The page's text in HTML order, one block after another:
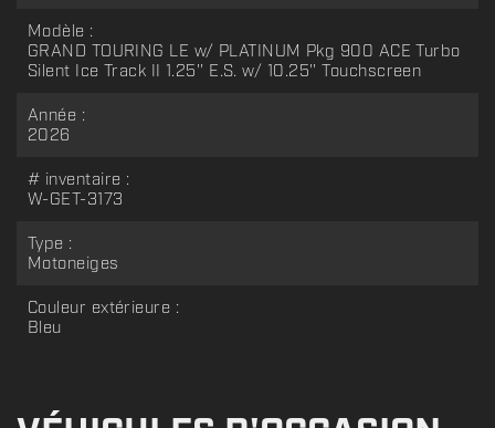
Modèle :
GRAND TOURING LE w/ PLATINUM Pkg 900 ACE Turbo
Silent Ice Track II 1.25'' E.S. w/ 10.25'' Touchscreen
Année :
2026
# inventaire :
W-GET-3173
Type :
Motoneiges
Couleur extérieure :
Bleu